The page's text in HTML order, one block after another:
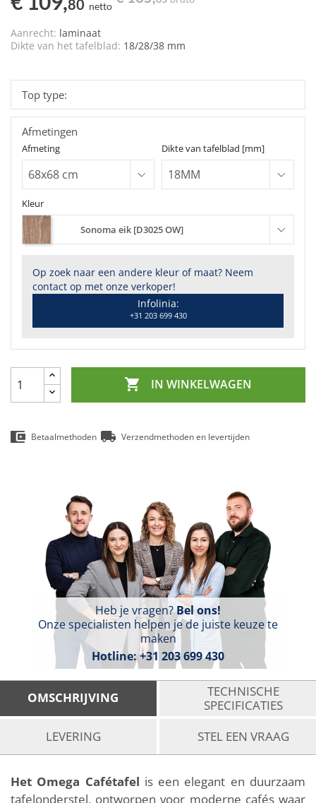
80 netto
Aanrecht: laminaat
Dikte van het tafelblad: 18/28/38 mm
Kleur
Sonoma eik [D3025 OW]
Op zoek naar een andere kleur of maat? Neem
contact op met onze verkoper!
Infolinia:
+31 203 699 430
Afmeting Dikte van tafelblad [mm]
Afmetingen
Top type:
 IN WINKELWAGEN
Betaalmethoden Verzendmethoden en levertijden
Heb je vragen?Bel ons!
Onze specialisten helpen je de juiste keuze te
maken
Hotline:+31 203 699 430
OMSCHRIJVING
TECHNISCHE
SPECIFICATIES
LEVERING
STEL EEN VRAAG
Het Omega Cafétafel is een elegant en duurzaam
tafelonderstel, ontworpen voor moderne cafés waar